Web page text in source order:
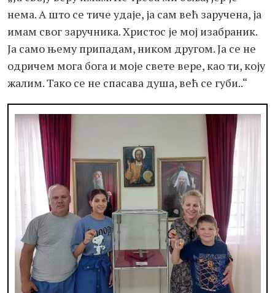
нема. А што се тиче удаје, ја сам већ заручена, ја
имам свог заручника. Христос је мој изабраник.
Ја само њему припадам, ником другом. Ја се не
одричем мога бога и моје свете вере, као ти, коју
жалим. Тако се не спасава душа, већ се губи..“